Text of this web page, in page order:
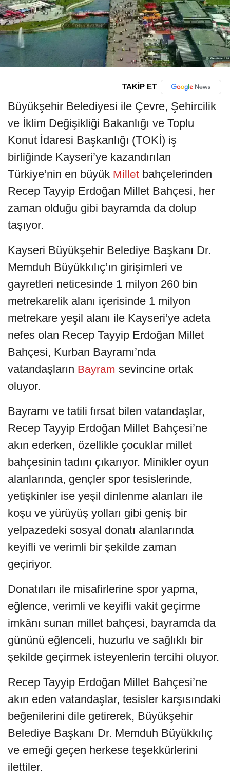
TAKİP ET
Büyükşehir Belediyesi ile Çevre, Şehircilik
ve İklim Değişikliği Bakanlığı ve Toplu
Konut İdaresi Başkanlığı (TOKİ) iş
birliğinde Kayseri’ye kazandırılan
Türkiye’nin en büyük Millet bahçelerinden
Recep Tayyip Erdoğan Millet Bahçesi, her
zaman olduğu gibi bayramda da dolup
taşıyor.
Kayseri Büyükşehir Belediye Başkanı Dr.
Memduh Büyükkılıç’ın girişimleri ve
gayretleri neticesinde 1 milyon 260 bin
metrekarelik alanı içerisinde 1 milyon
metrekare yeşil alanı ile Kayseri’ye adeta
nefes olan Recep Tayyip Erdoğan Millet
Bahçesi, Kurban Bayramı’nda
vatandaşların Bayram sevincine ortak
oluyor.
Bayramı ve tatili fırsat bilen vatandaşlar,
Recep Tayyip Erdoğan Millet Bahçesi’ne
akın ederken, özellikle çocuklar millet
bahçesinin tadını çıkarıyor. Minikler oyun
alanlarında, gençler spor tesislerinde,
yetişkinler ise yeşil dinlenme alanları ile
koşu ve yürüyüş yolları gibi geniş bir
yelpazedeki sosyal donatı alanlarında
keyifli ve verimli bir şekilde zaman
geçiriyor.
Donatıları ile misafirlerine spor yapma,
eğlence, verimli ve keyifli vakit geçirme
imkânı sunan millet bahçesi, bayramda da
gününü eğlenceli, huzurlu ve sağlıklı bir
şekilde geçirmek isteyenlerin tercihi oluyor.
Recep Tayyip Erdoğan Millet Bahçesi’ne
akın eden vatandaşlar, tesisler karşısındaki
beğenilerini dile getirerek, Büyükşehir
Belediye Başkanı Dr. Memduh Büyükkılıç
ve emeği geçen herkese teşekkürlerini
ilettiler.